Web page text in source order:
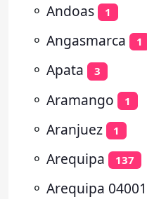
⚬ Andoas 1
⚬ Angasmarca 1
⚬ Apata 3
⚬ Aramango 1
⚬ Aranjuez 1
⚬ Arequipa 137
⚬ Arequipa 04001